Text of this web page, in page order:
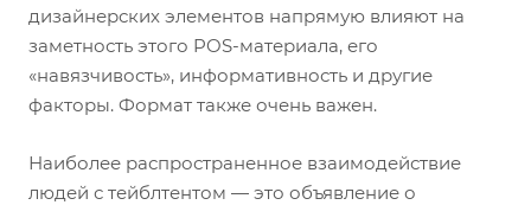
дизайнерских элементов напрямую влияют на
заметность этого POS-материала, его
«навязчивость», информативность и другие
факторы. Формат также очень важен.
Наиболее распространенное взаимодействие
людей с тейблтентом — это объявление о